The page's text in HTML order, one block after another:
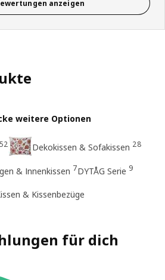
anzeigen
weitere Optionen
Dekokissen & Sofakissen 28
& Innenkissen 7DYTÅG Serie 9
& Kissenbezüge
für dich